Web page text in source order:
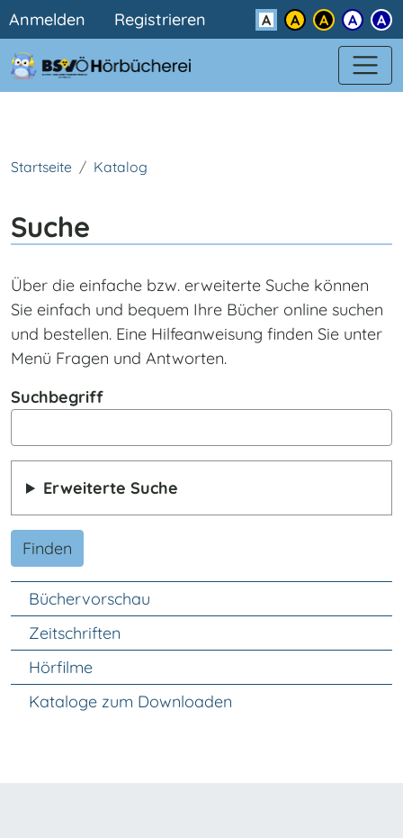
Direkt zum Inhalt
Benutzermenü
Anmelden Registrieren Kontrast
Startseite Katalog
Suche
Über die einfache bzw. erweiterte Suche können
Sie einfach und bequem Ihre Bücher online suchen
und bestellen. Eine Hilfeanweisung finden Sie unter
Menü Fragen und Antworten.
Suchbegriff
Erweiterte Suche
Finden
Unter Navigation
Büchervorschau
Zeitschriften
Hörfilme
Kataloge zum Downloaden